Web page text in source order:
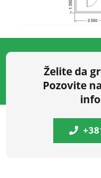
Želite da
Pozovite